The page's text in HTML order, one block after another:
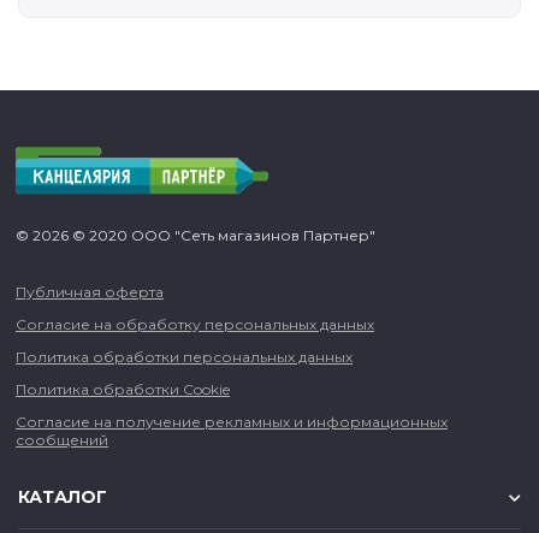
© 2026 © 2020 ООО "Сеть магазинов Партнер"
Публичная оферта
Согласие на обработку персональных данных
Политика обработки персональных данных
Политика обработки Cookie
Согласие на получение рекламных и информационных
сообщений
КАТАЛОГ